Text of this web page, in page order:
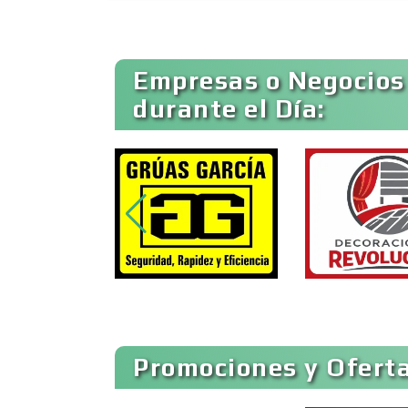
Animadores de Eventos
Artes Gráficas
Artículos de Piel
Artículos Publicitarios
Empresas o
durante el Día:
Promociones y